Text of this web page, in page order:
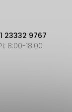
23332 9767
8:00-18:00